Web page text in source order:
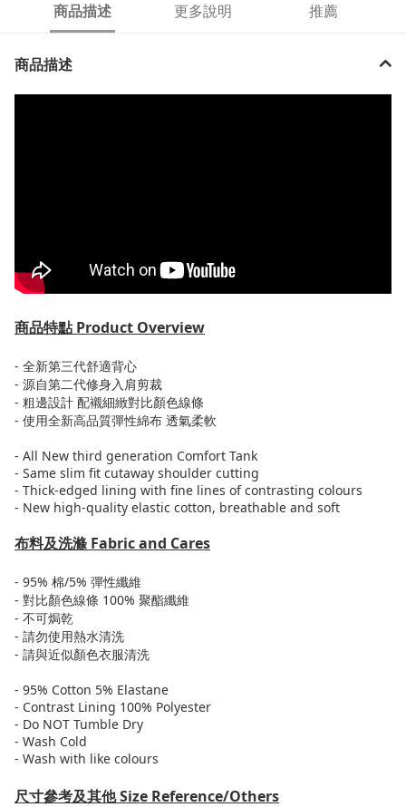
商品描述 更多說明 推薦
商品描述
商品特點 Product Overview
- 全新第三代舒適背心
- 源自第二代修身入肩剪裁
- 粗邊設計 配襯細緻對比顏色線條
- 使用全新高品質彈性綿布 透氣柔軟
- All New third generation Comfort Tank
- Same slim fit cutaway shoulder cutting
- Thick-edged lining with fine lines of contrasting colours
- New high-quality elastic cotton, breathable and soft
布料及洗滌 Fabric and Cares
- 95% 棉/5% 彈性纖維
- 對比顏色線條 100% 聚酯纖維
- 不可焗乾
- 請勿使用熱水清洗
- 請與近似顏色衣服清洗
- 95% Cotton 5% Elastane
- Contrast Lining 100% Polyester
- Do NOT Tumble Dry
- Wash Cold
- Wash with like colours
尺寸參考及其他Size Reference/Others